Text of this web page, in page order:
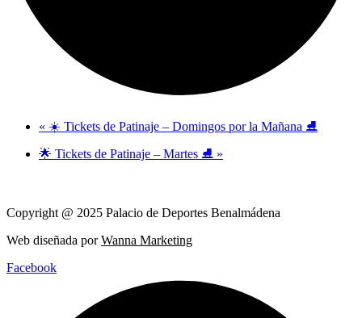
« ☀️ Tickets de Patinaje – Domingos por la Mañana ⛸️
🌟 Tickets de Patinaje – Martes ⛸️ »
Copyright @ 2025 Palacio de Deportes Benalmádena
Web diseñada porWanna Marketing
Facebook